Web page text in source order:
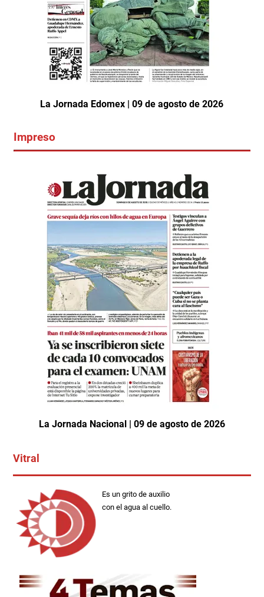
La Jornada Edomex | 09 de agosto de 2026
Impreso
La Jornada Nacional | 09 de agosto de 2026
Vitral
Es un grito de auxilio
con el agua al cuello.